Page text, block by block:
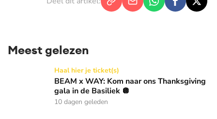
Meest gelezen
BEAM x WAY: Kom naar ons Thanksgiving gala in de
Haal hier je ticket(s)
BEAM x WAY: Kom naar ons Thanksgiving
gala in de Basiliek 🪩
10 dagen geleden